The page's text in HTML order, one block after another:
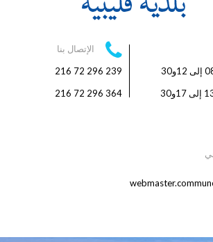
الإتصال بنا
239 296 72 216
364 296 72 216